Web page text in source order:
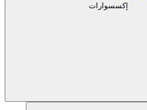
إكسسوارات